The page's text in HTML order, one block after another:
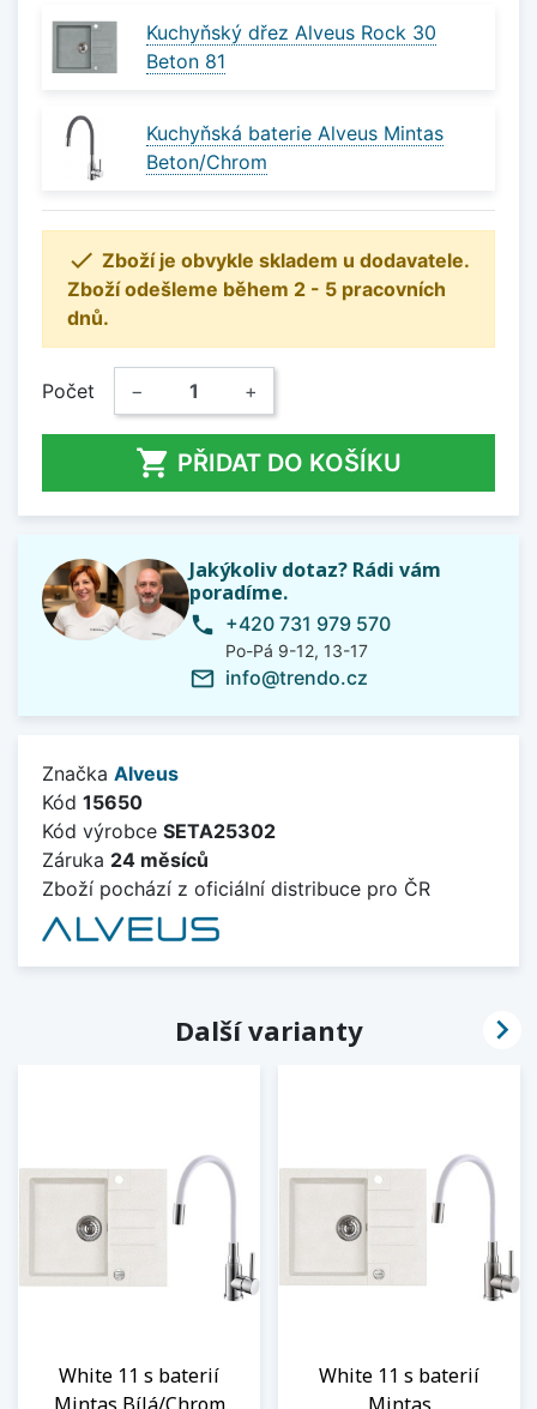
Kuchyňský dřez Alveus Rock 30
Beton 81
Kuchyňská baterie Alveus Mintas
Beton/Chrom
 Zboží je obvykle skladem u dodavatele.
Zboží odešleme během 2 - 5 pracovních
dnů.
Počet − +
 PŘIDAT DO KOŠÍKU
Jakýkoliv dotaz? Rádi vám
poradíme.
phone +420 731 979 570
Po-Pá 9-12, 13-17
mail_outline info@trendo.cz
Značka Alveus
Kód 15650
Kód výrobce SETA25302
Záruka 24 měsíců
Zboží pochází z oficiální distribuce pro ČR
Další varianty
White 11 s baterií
White 11 s baterií
